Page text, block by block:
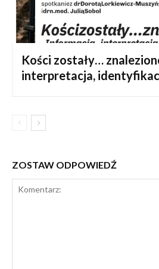
Kości zostały…
interpretacja,
ZOSTAW ODPOWIEDŹ